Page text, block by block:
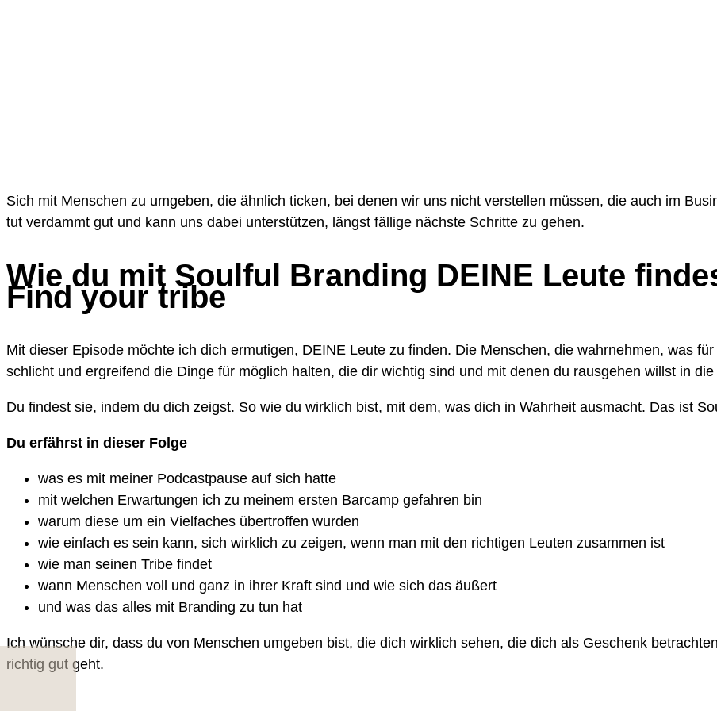
Sich mit Menschen zu umgeben, die ähnlich ticken, bei denen wir uns nicht verstellen müssen, die auch im
tut verdammt gut und kann uns dabei unterstützen, längst fällige nächste Schritte zu gehen.
Wie du mit Soulful Branding DEINE Leute
Find your tribe
Mit dieser Episode möchte ich dich ermutigen, DEINE Leute zu finden. Die Menschen, die wahrnehmen, was
schlicht und ergreifend die Dinge für möglich halten, die dir wichtig sind und mit denen du rausgehen willst in die
Du findest sie, indem du dich zeigst. So wie du wirklich bist, mit dem, was dich in Wahrheit ausmacht. Das ist
Du erfährst in dieser Folge
was es mit meiner Podcastpause auf sich hatte
mit welchen Erwartungen ich zu meinem ersten Barcamp gefahren bin
warum diese um ein Vielfaches übertroffen wurden
wie einfach es sein kann, sich wirklich zu zeigen, wenn man mit den richtigen Leuten zusammen ist
wie man seinen Tribe findet
wann Menschen voll und ganz in ihrer Kraft sind und wie sich das äußert
und was das alles mit Branding zu tun hat
Ich wünsche dir, dass du von Menschen umgeben bist, die dich wirklich sehen, die dich als Geschenk
richtig gut geht.